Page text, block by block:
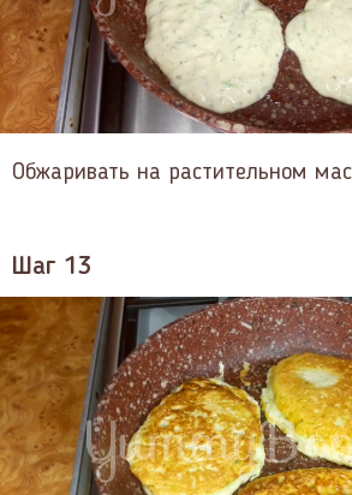
Обжаривать на растительном
Шаг 13